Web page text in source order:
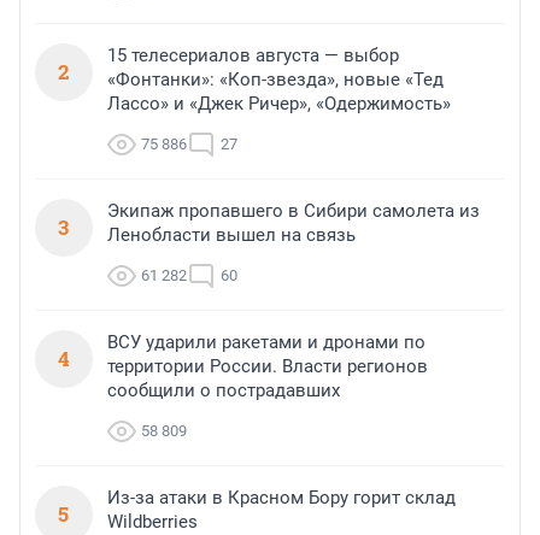
2
15 телесериалов августа — выбор
«Фонтанки»: «Коп-звезда», новые «Тед
Лассо» и «Джек Ричер», «Одержимость»
75 886 27
3
Экипаж пропавшего в Сибири самолета из
Ленобласти вышел на связь
61 282 60
4
ВСУ ударили ракетами и дронами по
территории России. Власти регионов
сообщили о пострадавших
58 809
5
Из-за атаки в Красном Бору горит склад
Wildberries